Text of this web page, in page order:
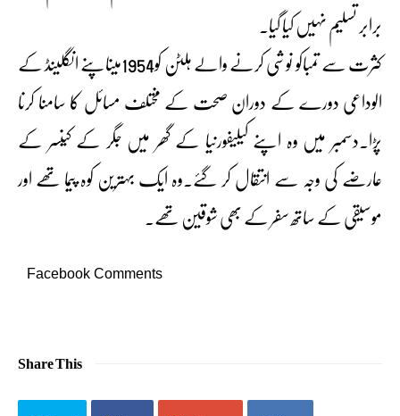
برابر تسلیم نہیں کیا گیا۔
کثرت سے تمباکو نوشی کرنے والے ہلٹن کو1954میںاپنے انگلینڈ کے
الوداعی دورے کے دوران صحت کے مختلف مسائل کا سامنا کرنا
پڑا۔دسمبر میں وہ اپنے کیلیفورنیا کے گھر میں جگر کے کینسر کے
عارضے کی وجہ سے انتقال کر گئے۔وہ ایک بہترین کوہ پیما تھے اور
موسیقی کے ساتھ سفر کے بھی شوقین تھے۔
Facebook Comments
Share This